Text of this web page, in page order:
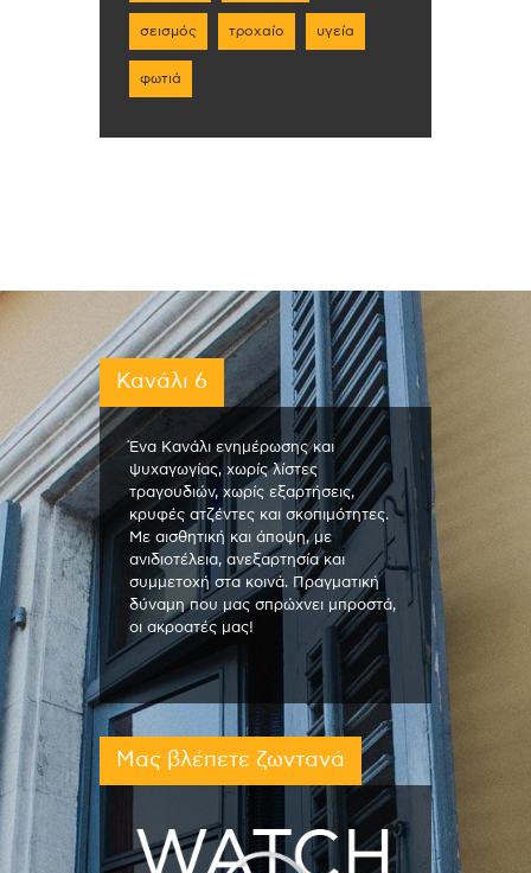
σεισμός τροχαίο υγεία
φωτιά
Κανάλι 6
Ένα Κανάλι ενημέρωσης και
ψυχαγωγίας, χωρίς λίστες
τραγουδιών, χωρίς εξαρτήσεις,
κρυφές ατζέντες και σκοπιμότητες.
Με αισθητική και άποψη, με
ανιδιοτέλεια, ανεξαρτησία και
συμμετοχή στα κοινά. Πραγματική
δύναμη που μας σπρώχνει μπροστά,
οι ακροατές μας!
Μας βλέπετε ζωντανά